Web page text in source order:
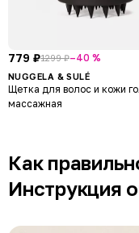
779 ₽1299 ₽–40 %
NUGGELA & SULÉ
Щетка для волос и кожи
массажная
Как
Инструкция